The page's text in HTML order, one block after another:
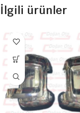
İlgili ürünler